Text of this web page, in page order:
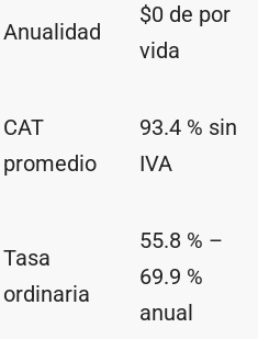
Anualidad
$0 de por
vida
CAT
promedio
93.4 % sin
IVA
Tasa
ordinaria
55.8 % –
69.9 %
anual